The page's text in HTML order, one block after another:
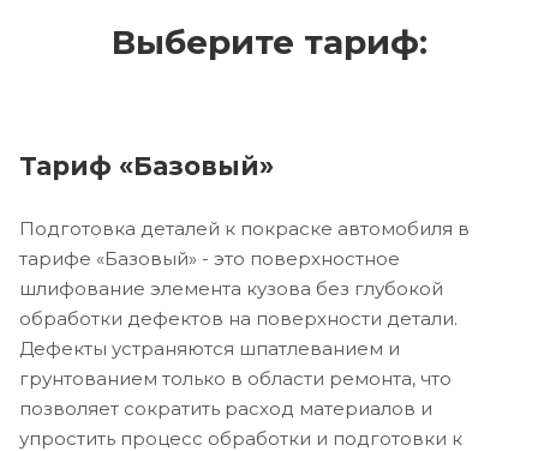
Выберите тариф:
Тариф «Базовый»
Подготовка деталей к покраске автомобиля в
тарифе «Базовый» - это поверхностное
шлифование элемента кузова без глубокой
обработки дефектов на поверхности детали.
Дефекты устраняются шпатлеванием и
грунтованием только в области ремонта, что
позволяет сократить расход материалов и
упростить процесс обработки и подготовки к